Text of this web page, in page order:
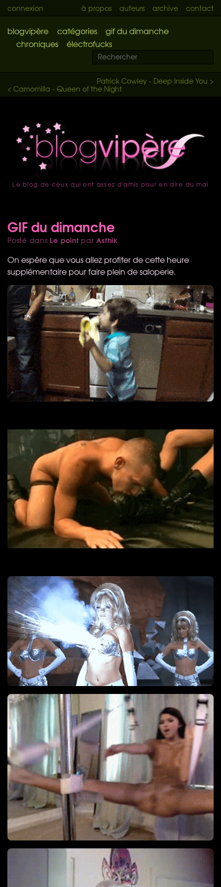
connexion à propos auteurs archive contact
blogvipère catégories
gif du dimanche
chroniques
électrofucks
Patrick Cowley - Deep Inside You >
< Camomilla - Queen of the Night
accueil
Le blog de ceux qui ont assez d'amis pour en dire du mal
GIF du dimanche
Posté dans Le point parAsthik
On espère que vous allez profiter de cette heure
supplémentaire pour faire plein de saloperie.